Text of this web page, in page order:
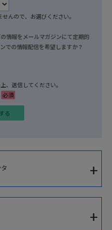
んので、お選びください。
情報をメールマガジンにて定期的
での情報配信を希望しますか？
、送信してください。
必須
+
タ
+